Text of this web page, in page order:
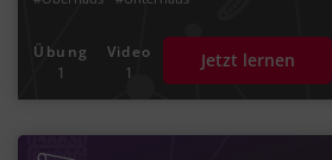
#Normannische Eroberung
#Herzog Wilhelm II.
#Ständeordnung
#Ständegesellschaft
#Spätmittelalter
#zweiter #dritter #1.
#2.
#Richard Löwenherz
#Kreuzzüge
#Adelsrat
Übung
1
Video
1
Jetzt lernen